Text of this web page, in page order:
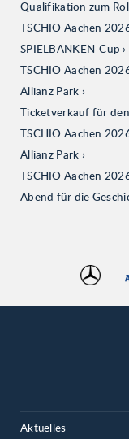
Qualifikation zum
TSCHIO Aachen
SPIELBANKEN-Cup
TSCHIO Aachen
Allianz Park
Ticketverkauf für
TSCHIO Aachen
Allianz Park
TSCHIO Aachen
Abend für die
Aktuelles